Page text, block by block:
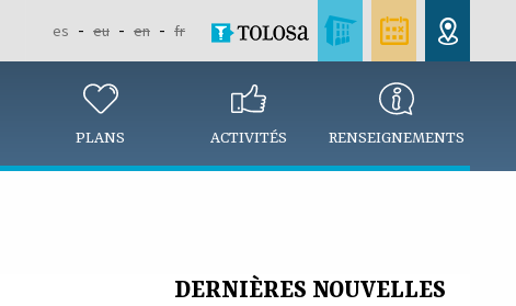
es eu en fr
PLANS ACTIVITÉS RENSEIGNEMENTS
DERNIÈRES NOUVELLES